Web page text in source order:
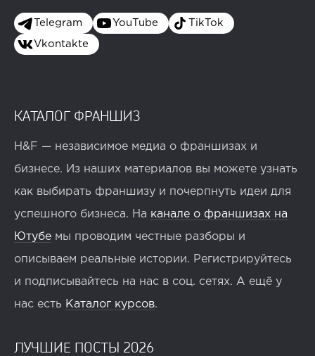
Telegram YouTube TikTok
Vkontakte
КАТАЛОГ ФРАНШИЗ
H&F — независимое медиа о франшизах и
бизнесе. Из наших материалов вы можете узнать
как выбирать франшизу и почерпнуть идеи для
успешного бизнеса. На канале о франшизах на
Ютубе мы проводим честные разборы и
описываем реальные истории. Регистрируйтесь
и подписывайтесь на нас в соц. сетях. А ещё у
нас есть Каталог курсов.
ЛУЧШИЕ ПОСТЫ 2026